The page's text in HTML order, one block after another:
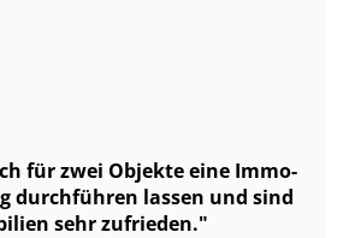
für zwei Objekte eine Im­mo­
durchführen lassen und sind
sehr zufrieden.